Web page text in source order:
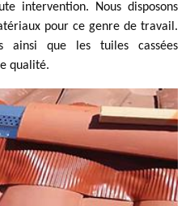
intervention. Nous disposons
pour ce genre de travail.
ainsi que les tuiles cassées
qualité.